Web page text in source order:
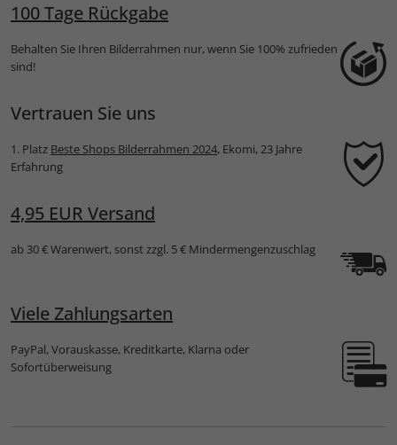
100 Tage Rückgabe
Behalten Sie Ihren Bilderrahmen nur, wenn Sie 100% zufrieden
sind!
Vertrauen Sie uns
1. Platz Beste Shops Bilderrahmen 2024, Ekomi, 23 Jahre
Erfahrung
4,95 EUR Versand
ab 30 € Warenwert, sonst zzgl. 5 € Mindermengenzuschlag
Viele Zahlungsarten
PayPal, Vorauskasse, Kreditkarte, Klarna oder
Sofortüberweisung